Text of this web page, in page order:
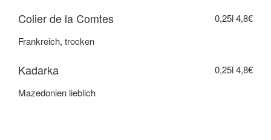
Colier de la Comtes 0,25l4,8€
Frankreich, trocken
Kadarka 0,25l4,8€
Mazedonien lieblich